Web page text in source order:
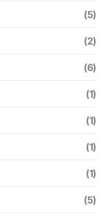
(5)
(2)
(6)
(1)
(1)
(1)
(1)
(5)